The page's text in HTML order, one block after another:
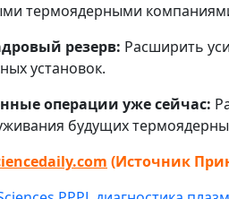
термоядерными
резерв: Расширить
установок.
операции уже сейчас:
будущих
(Источник